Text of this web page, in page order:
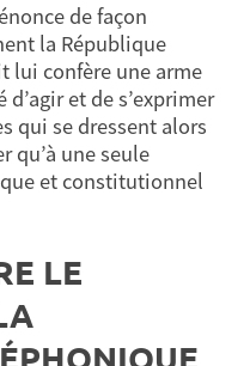
de façon
la République
lui confère une arme
et de s’exprimer
qui se dressent alors
qu’à une seule
et constitutionnel
LE